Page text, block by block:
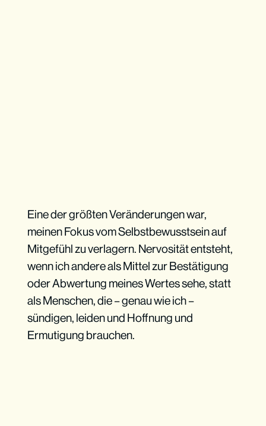
Eine der größten Veränderungen war,
meinen Fokus vom Selbstbewusstsein auf
Mitgefühl zu verlagern. Nervosität entsteht,
wenn ich andere als Mittel zur Bestätigung
oder Abwertung meines Wertes sehe, statt
als Menschen, die – genau wie ich –
sündigen, leiden und Hoffnung und
Ermutigung brauchen.